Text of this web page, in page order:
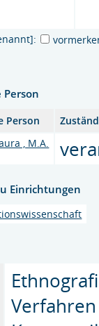
Person
, M.A.
Einrichtungen